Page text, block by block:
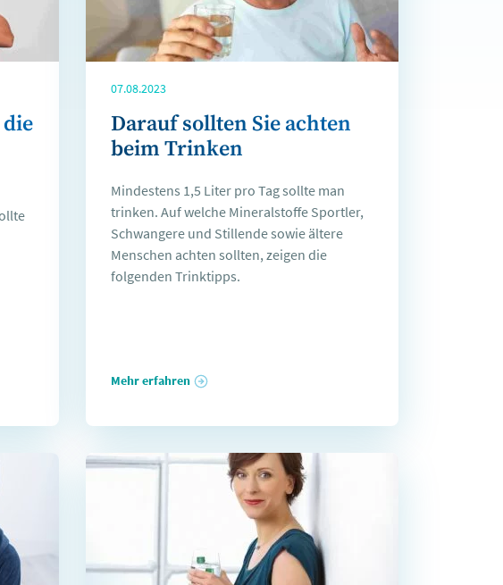
07.08.2023
Darauf sollten Sie achten
beim Trinken
Mindestens 1,5 Liter pro Tag sollte man
trinken. Auf welche Mineralstoffe Sportler,
Schwangere und Stillende sowie ältere
Menschen achten sollten, zeigen die
folgenden Trinktipps.
Mehr erfahren